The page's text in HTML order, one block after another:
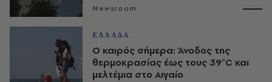
Newsroom
ΕΛΛΑΔΑ
Ο καιρός σήμερα: Άνοδος της
θερμοκρασίας έως τους 39°C και
μελτέμια στο Αιγαίο